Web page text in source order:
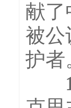
献了
被公
护者